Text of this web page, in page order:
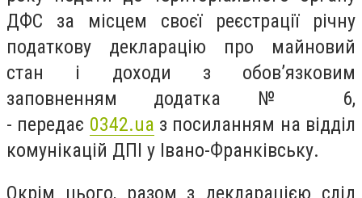
ДФС за місцем своєї реєстрації річну
податкову декларацію про майновий
стан і доходи з обов’язковим
заповненням додатка № 6,
- передає 0342.ua з посиланням на відділ
комунікацій ДПІ у Івано-Франківську.
Окрім цього, разом з декларацією слід